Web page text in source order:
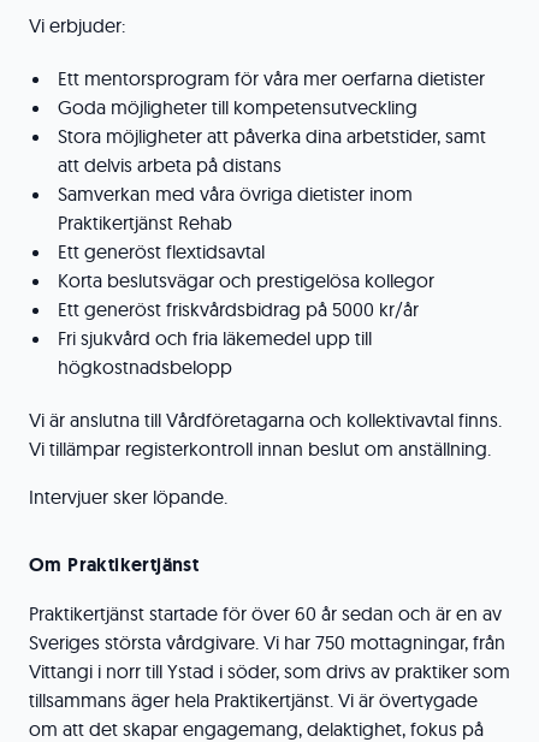
Vi erbjuder:
Ett mentorsprogram för våra mer oerfarna dietister
Goda möjligheter till kompetensutveckling
Stora möjligheter att påverka dina arbetstider, samt
att delvis arbeta på distans
Samverkan med våra övriga dietister inom
Praktikertjänst Rehab
Ett generöst flextidsavtal
Korta beslutsvägar och prestigelösa kollegor
Ett generöst friskvårdsbidrag på 5000 kr/år
Fri sjukvård och fria läkemedel upp till
högkostnadsbelopp
Vi är anslutna till Vårdföretagarna och kollektivavtal finns.
Vi tillämpar registerkontroll innan beslut om anställning.
Intervjuer sker löpande.
Om Praktikertjänst
Praktikertjänst startade för över 60 år sedan och är en av
Sveriges största vårdgivare. Vi har 750 mottagningar, från
Vittangi i norr till Ystad i söder, som drivs av praktiker som
tillsammans äger hela Praktikertjänst. Vi är övertygade
om att det skapar engagemang, delaktighet, fokus på